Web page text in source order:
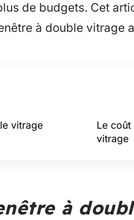
de budgets. Cet
à double vitrage
vitrage
Le coût
vitrage
à